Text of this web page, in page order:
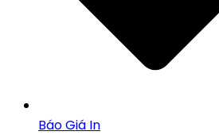
Báo Giá In